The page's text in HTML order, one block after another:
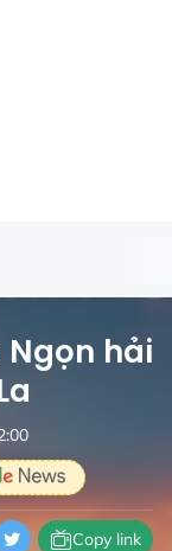
hải
Copy link